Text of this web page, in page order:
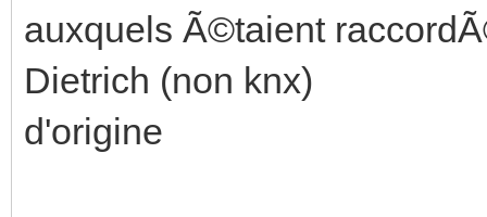
auxquels Ã©taient
Dietrich (non knx)
d'origine